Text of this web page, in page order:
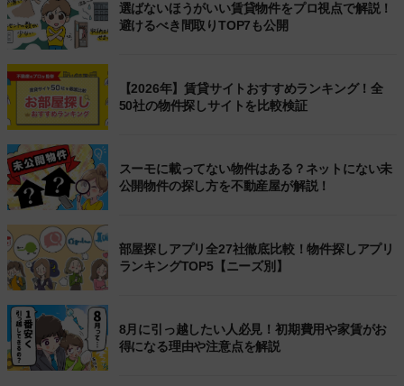
選ばないほうがいい賃貸物件をプロ視点で解説！
避けるべき間取りTOP7も公開
【2026年】賃貸サイトおすすめランキング！全
50社の物件探しサイトを比較検証
スーモに載ってない物件はある？ネットにない未
公開物件の探し方を不動産屋が解説！
部屋探しアプリ全27社徹底比較！物件探しアプリ
ランキングTOP5【ニーズ別】
8月に引っ越したい人必見！初期費用や家賃がお
得になる理由や注意点を解説